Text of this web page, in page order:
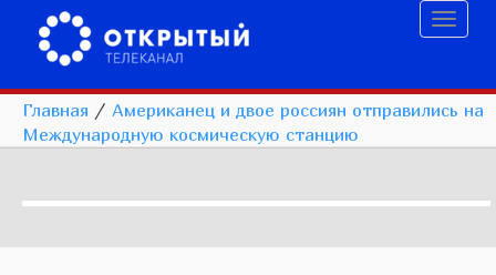
Главная / Американец и двое россиян отправились на
Международную космическую станцию